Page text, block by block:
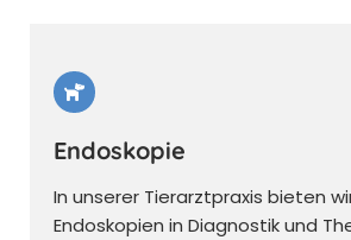
Endoskopie
In unserer Tierarztpraxis bieten
Endoskopien in Diagnostik und